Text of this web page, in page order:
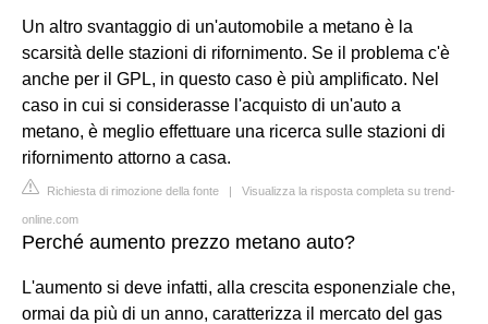
Un altro svantaggio di un'automobile a metano è la
scarsità delle stazioni di rifornimento. Se il problema c'è
anche per il GPL, in questo caso è più amplificato. Nel
caso in cui si considerasse l'acquisto di un'auto a
metano, è meglio effettuare una ricerca sulle stazioni di
rifornimento attorno a casa.
Richiesta di rimozione della fonte | Visualizza la risposta completa su trend-
online.com
Perché aumento prezzo metano auto?
L'aumento si deve infatti, alla crescita esponenziale che,
ormai da più di un anno, caratterizza il mercato del gas